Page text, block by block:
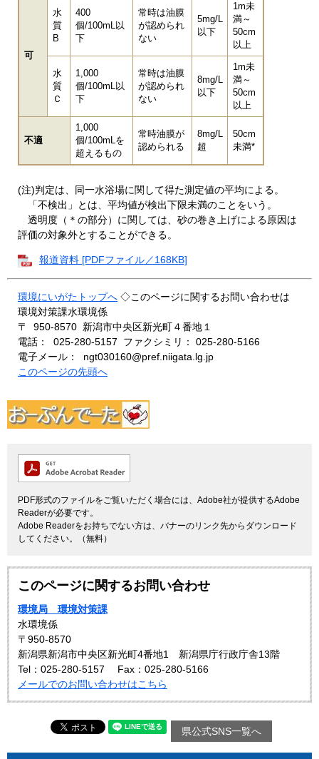
可
水
質
B
400
個/100mL以
下
常時は油膜
が認められ
ない
5mg/L
以下
1m未
満～
50cm
以上
水
質
Ｃ
1,000
個/100mL以
下
常時は油膜
が認められ
ない
8mg/L
以下
1m未
満～
50cm
以上
不適
1,000
個/100mLを
超えるもの
常時油膜が
認められる
8mg/L
超
50cm
未満*
(注)判定は、同一水浴場に関して得た測定値の平均による。
「不検出」とは、平均値が検出下限未満のことをいう。
透明度（＊の部分）に関しては、砂の巻き上げによる原因は
評価の対象外とすることができる。
報道資料 [PDFファイル／168KB]
環境にいがたトップへ ◇このページに関するお問い合わせは
環境対策課水環境係
〒 950-8570 新潟市中央区新光町４番地１
電話： 025-280-5157 ファクシミリ： 025-280-5166
電子メール： ngt030160@pref.niigata.lg.jp
このページの先頭へ
PDF形式のファイルをご覧いただく場合には、Adobe社が提供するAdobe
Readerが必要です。
Adobe Readerをお持ちでない方は、バナーのリンク先からダウンロード
してください。（無料）
このページに関するお問い合わせ
環境局 環境対策課
水環境係
〒950-8570
新潟県新潟市中央区新光町4番地1 新潟県庁行政庁舎13階
Tel：025-280-5157
Fax：025-280-5166
メールでのお問い合わせはこちら
県公式SNS一覧へ